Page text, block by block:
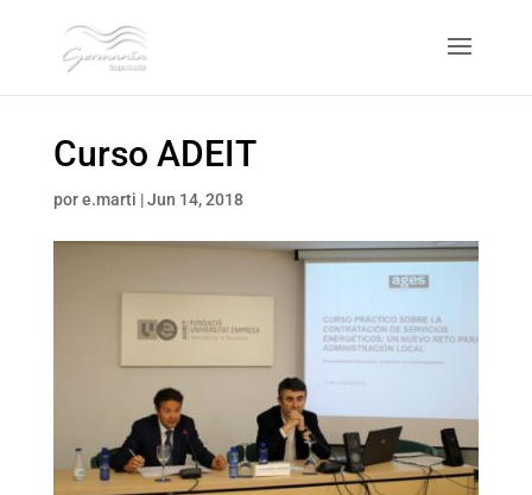
Curso ADEIT
pore.marti |Jun 14, 2018